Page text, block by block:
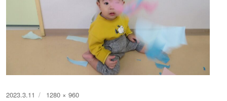
投
2023.3.11
フ
1280 × 960